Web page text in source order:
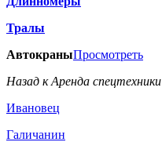
Тралы
АвтокраныПросмотреть
Назад к Аренда спецтехники
Ивановец
Галичанин